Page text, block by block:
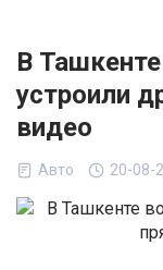
В
устроили
видео
Авто 20-08-